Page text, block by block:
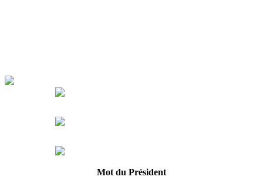
Mot du Président